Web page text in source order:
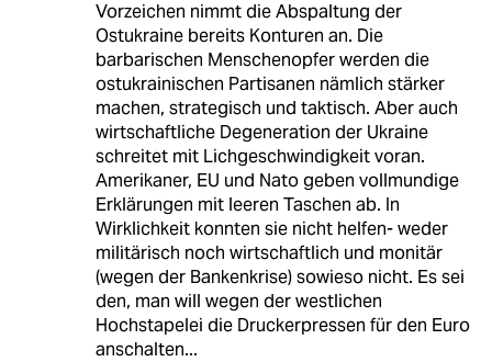
Vorzeichen nimmt die Abspaltung der
Ostukraine bereits Konturen an. Die
barbarischen Menschenopfer werden die
ostukrainischen Partisanen nämlich stärker
machen, strategisch und taktisch. Aber auch
wirtschaftliche Degeneration der Ukraine
schreitet mit Lichgeschwindigkeit voran.
Amerikaner, EU und Nato geben vollmundige
Erklärungen mit leeren Taschen ab. In
Wirklichkeit konnten sie nicht helfen- weder
militärisch noch wirtschaftlich und monitär
(wegen der Bankenkrise) sowieso nicht. Es sei
den, man will wegen der westlichen
Hochstapelei die Druckerpressen für den Euro
anschalten...